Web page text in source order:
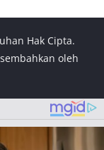
Hak Cipta.
oleh